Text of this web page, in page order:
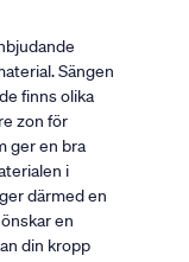
Sängen
finns olika
zon för
ger en bra
i
därmed en
en
din kropp